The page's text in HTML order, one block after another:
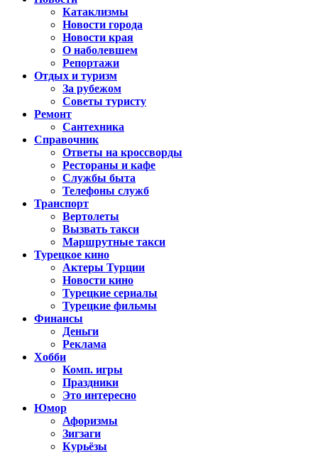
Катаклизмы
Новости города
Новости края
О наболевшем
Репортажи
Отдых и туризм
За рубежом
Советы туристу
Ремонт
Сантехника
Справочник
Ответы на кроссворды
Рестораны и кафе
Службы быта
Телефоны служб
Транспорт
Вертолеты
Вызвать такси
Маршрутные такси
Турецкое кино
Актеры Турции
Новости кино
Турецкие сериалы
Турецкие фильмы
Финансы
Деньги
Реклама
Хобби
Комп. игры
Праздники
Это интересно
Юмор
Афоризмы
Зигзаги
Курьёзы